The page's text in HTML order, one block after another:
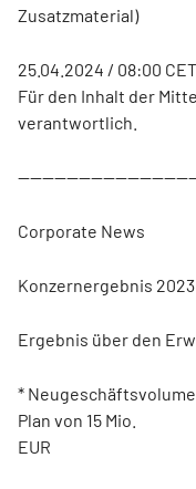
Zusatzmaterial)
25.04.2024 / 08:00
Für den Inhalt der
verantwortlich.
Corporate News
Konzernergebnis 2023
Ergebnis über den
*
Plan von 15 Mio.
EUR